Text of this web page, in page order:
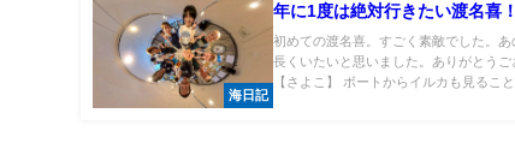
海日記
年に1度は絶対行きたい渡名喜！
初めての渡名喜。すごく素敵でした。あ
長くいたいと思いました。ありがとうご
【さよこ】 ボートからイルカも見ること